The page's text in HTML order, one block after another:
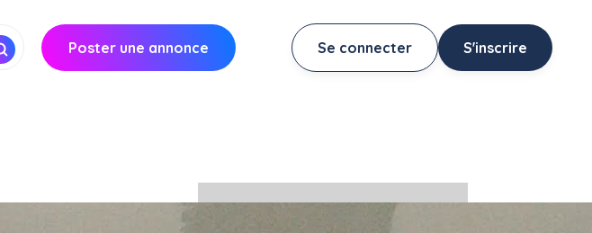
Poster une annonce Se connecter S'inscrire